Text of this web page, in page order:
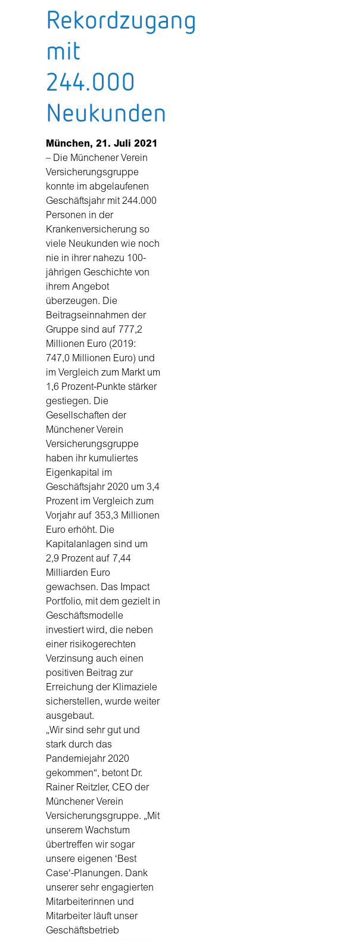
Rekordzugang
mit
244.000
Neukunden
München, 21. Juli 2021
– Die Münchener Verein
Versicherungsgruppe
konnte im abgelaufenen
Geschäftsjahr mit 244.000
Personen in der
Krankenversicherung so
viele Neukunden wie noch
nie in ihrer nahezu 100-
jährigen Geschichte von
ihrem Angebot
überzeugen. Die
Beitragseinnahmen der
Gruppe sind auf 777,2
Millionen Euro (2019:
747,0 Millionen Euro) und
im Vergleich zum Markt um
1,6 Prozent-Punkte stärker
gestiegen. Die
Gesellschaften der
Münchener Verein
Versicherungsgruppe
haben ihr kumuliertes
Eigenkapital im
Geschäftsjahr 2020 um 3,4
Prozent im Vergleich zum
Vorjahr auf 353,3 Millionen
Euro erhöht. Die
Kapitalanlagen sind um
2,9 Prozent auf 7,44
Milliarden Euro
gewachsen. Das Impact
Portfolio, mit dem gezielt in
Geschäftsmodelle
investiert wird, die neben
einer risikogerechten
Verzinsung auch einen
positiven Beitrag zur
Erreichung der Klimaziele
sicherstellen, wurde weiter
ausgebaut.
„Wir sind sehr gut und
stark durch das
Pandemiejahr 2020
gekommen“, betont Dr.
Rainer Reitzler, CEO der
Münchener Verein
Versicherungsgruppe. „Mit
unserem Wachstum
übertreffen wir sogar
unsere eigenen ‘Best
Case‘-Planungen. Dank
unserer sehr engagierten
Mitarbeiterinnen und
Mitarbeiter läuft unser
Geschäftsbetrieb